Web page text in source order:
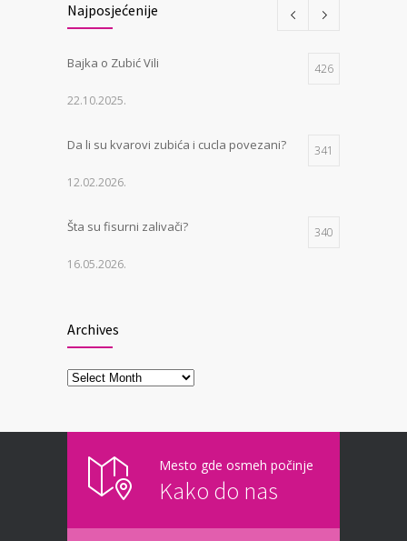
Najposjećenije
Bajka o Zubić Vili 426
22.10.2025.
Da li su kvarovi zubića i cucla povezani? 341
12.02.2026.
Šta su fisurni zalivači? 340
16.05.2026.
12.05.2026.
Kako genetika utiče na zube?
15.03.2026.
Archives
Archives
Mesto gde osmeh počinje
Kako do nas